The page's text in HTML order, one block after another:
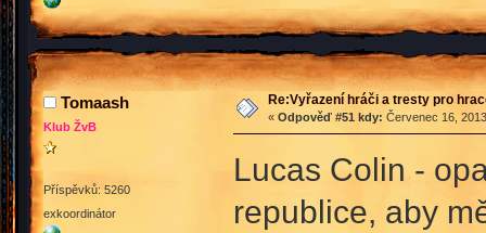
Tomaash
Klub ŽvB
Příspěvků: 5260
exkoordinátor
Re:Vyřazení hráči a tresty pro
« Odpověď #51 kdy: Červenec 16,
Lucas Colin -
republice, aby